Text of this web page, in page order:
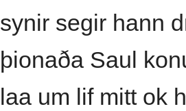
synir segir hann
þionaða Saul
laa um lif mitt ok